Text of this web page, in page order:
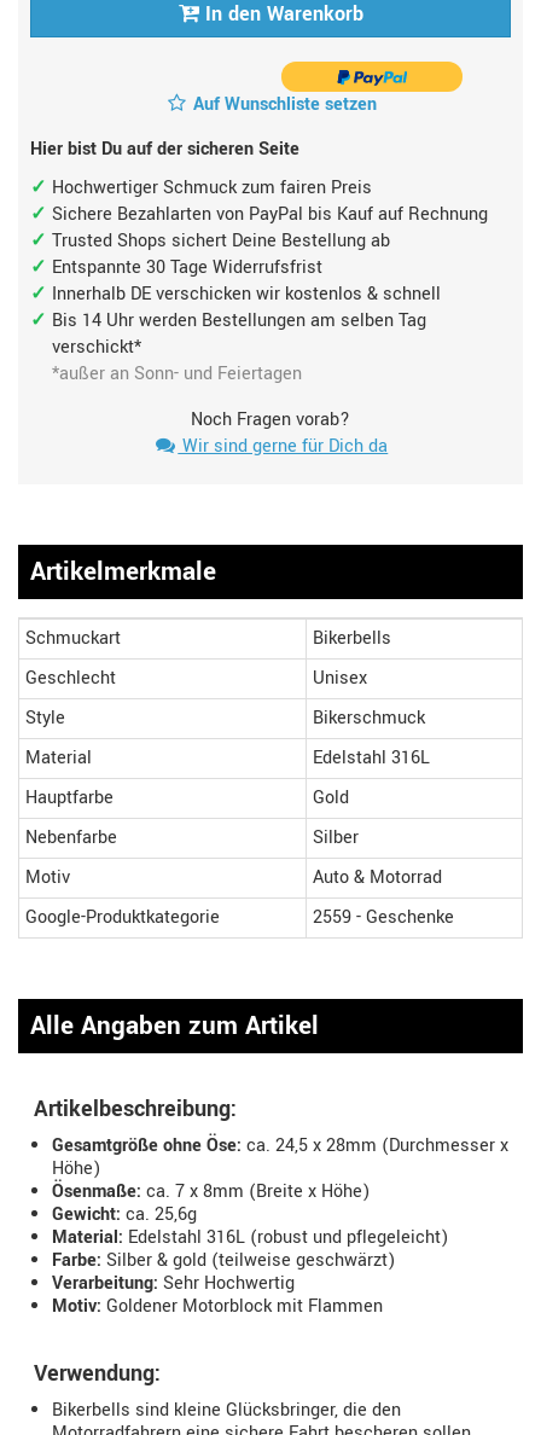
In den Warenkorb
Auf Wunschliste setzen
Hier bist Du auf der sicheren Seite
Hochwertiger Schmuck zum fairen Preis
Sichere Bezahlarten von PayPal bis Kauf auf Rechnung
Trusted Shops sichert Deine Bestellung ab
Entspannte 30 Tage Widerrufsfrist
Innerhalb DE verschicken wir kostenlos & schnell
Bis 14 Uhr werden Bestellungen am selben Tag
verschickt*
*außer an Sonn- und Feiertagen
Noch Fragen vorab?
Wir sind gerne für Dich da
Artikelmerkmale
Schmuckart
Bikerbells
Geschlecht
Unisex
Style
Bikerschmuck
Material
Edelstahl 316L
Hauptfarbe
Gold
Nebenfarbe
Silber
Motiv
Auto & Motorrad
Google-Produktkategorie
2559 - Geschenke
Alle Angaben zum Artikel
Artikelbeschreibung:
Gesamtgröße ohne Öse: ca. 24,5 x 28mm (Durchmesser x
Höhe)
Ösenmaße: ca. 7 x 8mm (Breite x Höhe)
Gewicht: ca. 25,6g
Material: Edelstahl 316L (robust und pflegeleicht)
Farbe: Silber & gold (teilweise geschwärzt)
Verarbeitung: Sehr Hochwertig
Motiv: Goldener Motorblock mit Flammen
Verwendung:
Bikerbells sind kleine Glücksbringer, die den